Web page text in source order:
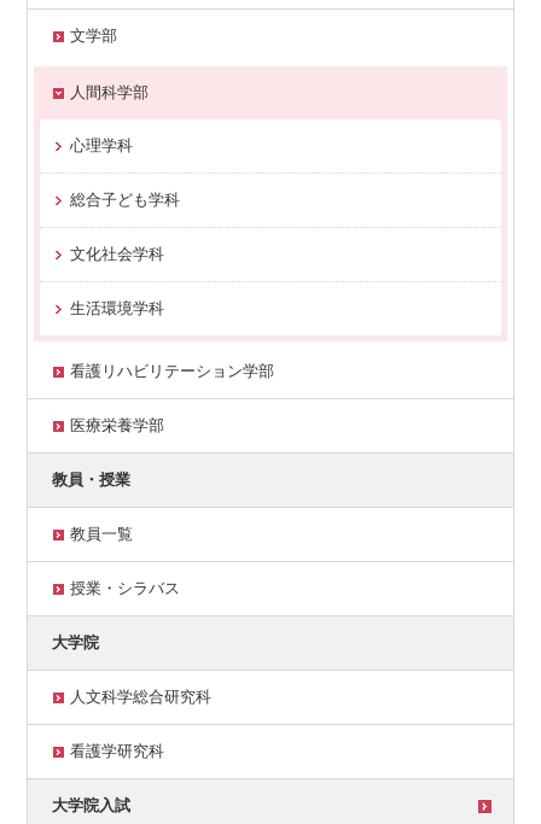
文学部
人間科学部
心理学科
総合子ども学科
文化社会学科
生活環境学科
看護リハビリテーション学部
医療栄養学部
教員・授業
教員一覧
授業・シラバス
大学院
人文科学総合研究科
看護学研究科
大学院入試